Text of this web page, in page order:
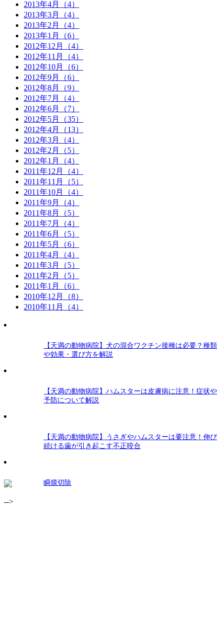
2013年4月（4）
2013年3月（4）
2013年2月（4）
2013年1月（6）
2012年12月（4）
2012年11月（4）
2012年10月（6）
2012年9月（6）
2012年8月（9）
2012年7月（4）
2012年6月（7）
2012年5月（35）
2012年4月（13）
2012年3月（4）
2012年2月（5）
2012年1月（4）
2011年12月（4）
2011年11月（5）
2011年10月（4）
2011年9月（4）
2011年8月（5）
2011年7月（4）
2011年6月（5）
2011年5月（6）
2011年4月（4）
2011年3月（5）
2011年2月（5）
2011年1月（6）
2010年12月（8）
2010年11月（4）
【天満の動物病院】犬の混合ワクチン接種は必要？種類
や効果・選び方を解説
【天満の動物病院】ハムスターは皮膚病に注意！症状や
予防について解説
【天満の動物病院】うさぎやハムスターは要注意！伸び
続ける歯が引き起こす不正咬合
瞬膜切除
-->